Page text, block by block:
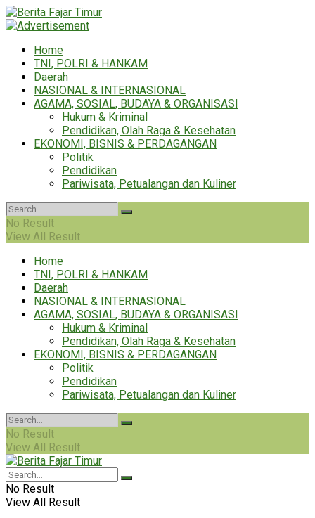
Home
TNI, POLRI & HANKAM
Daerah
NASIONAL & INTERNASIONAL
AGAMA, SOSIAL, BUDAYA & ORGANISASI
Hukum & Kriminal
Pendidikan, Olah Raga & Kesehatan
EKONOMI, BISNIS & PERDAGANGAN
Politik
Pendidikan
Pariwisata, Petualangan dan Kuliner
No Result
View All Result
Home
TNI, POLRI & HANKAM
Daerah
NASIONAL & INTERNASIONAL
AGAMA, SOSIAL, BUDAYA & ORGANISASI
Hukum & Kriminal
Pendidikan, Olah Raga & Kesehatan
EKONOMI, BISNIS & PERDAGANGAN
Politik
Pendidikan
Pariwisata, Petualangan dan Kuliner
No Result
View All Result
No Result
View All Result